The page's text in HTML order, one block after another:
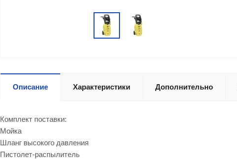
Описание Характеристики Дополнительно
Комплект поставки:
Мойка
Шланг высокого давления
Пистолет-распылитель